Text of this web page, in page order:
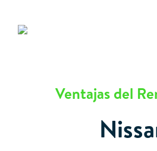
Ventajas del